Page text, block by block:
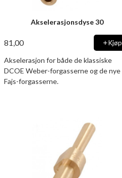
Akselerasjonsdyse 30
81,00 Kjøp
Akselerasjon for både de klassiske
DCOE Weber-forgasserne og de nye
Fajs-forgasserne.